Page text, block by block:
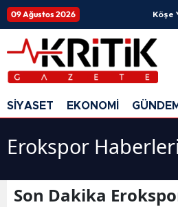
09 Ağustos 2026 Köşe
SİYASET EKONOMİ GÜNDEM
Erokspor
Son Dakika